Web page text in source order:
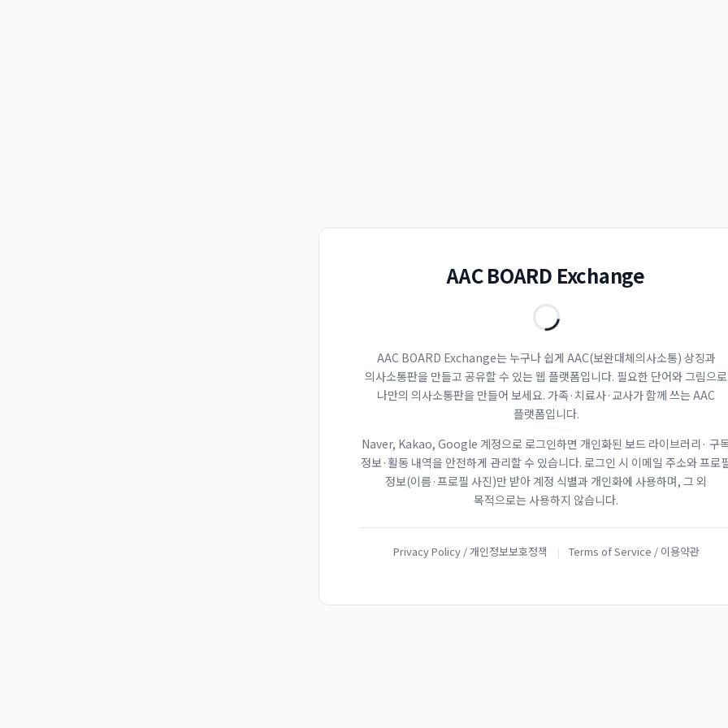
AAC BOARD Exchange
AAC BOARD Exchange는 누구나 쉽게 AAC(보완대체의사소통) 상징과
의사소통판을 만들고 공유할 수 있는 웹 플랫폼입니다. 필요한 단어와 그림으로
나만의 의사소통판을 만들어 보세요. 가족·치료사·교사가 함께 쓰는 AAC
플랫폼입니다.
Naver, Kakao, Google 계정으로 로그인하면 개인화된 보드 라이브러리· 구
정보·활동 내역을 안전하게 관리할 수 있습니다. 로그인 시 이메일 주소와 프로
정보(이름·프로필 사진)만 받아 계정 식별과 개인화에 사용하며, 그 외
목적으로는 사용하지 않습니다.
Privacy Policy / 개인정보보호정책 | Terms of Service / 이용약관